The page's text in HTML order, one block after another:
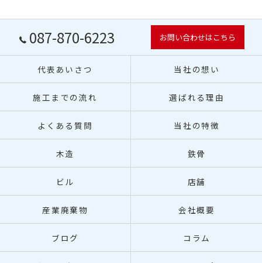
087-870-6223 お問い合わせはこちら
代表あいさつ 当社の想い
施工までの流れ 選ばれる理由
よくある質問 当社の特徴
木造 鉄骨
ビル 店舗
産業廃棄物 会社概要
ブログ コラム